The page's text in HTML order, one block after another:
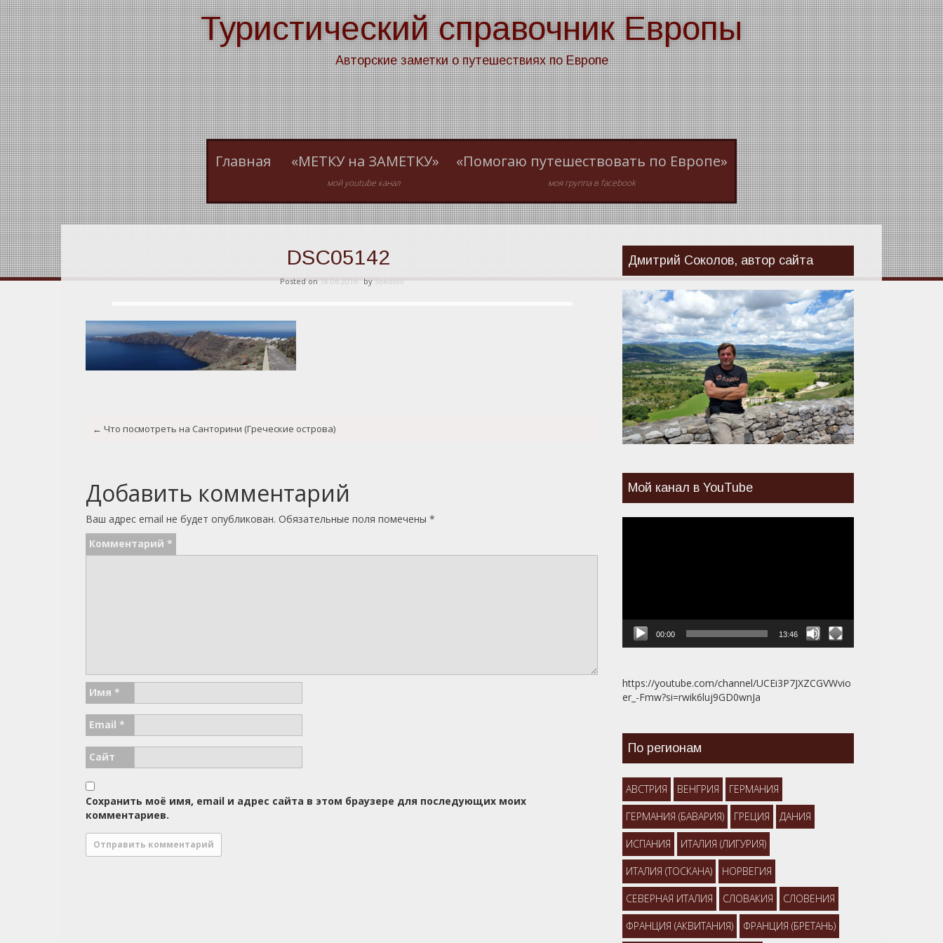
Skip
to
content
Туристический справочник Европы
Авторские заметки о путешествиях по Европе
Главная «МЕТКУ на ЗАМЕТКУ»
мой youtube канал
«Помогаю путешествовать по Европе»
моя группа в facebook
DSC05142
Posted on 18.06.2016 by Sokolov
← Что посмотреть на Санторини (Греческие острова)
Добавить комментарий
Ваш адрес email не будет опубликован. Обязательные поля помечены *
Комментарий *
Имя *
Email *
Сайт
Сохранить моё имя, email и адрес сайта в этом браузере для последующих моих
комментариев.
Дмитрий Соколов, автор сайта
Мой канал в YouTube
00:00 13:46
https://youtube.com/channel/UCEi3P7JXZCGVWvio
er_-Fmw?si=rwik6luj9GD0wnJa
По регионам
АВСТРИЯ ВЕНГРИЯ ГЕРМАНИЯ
ГЕРМАНИЯ (БАВАРИЯ) ГРЕЦИЯ ДАНИЯ
ИСПАНИЯ ИТАЛИЯ (ЛИГУРИЯ)
ИТАЛИЯ (ТОСКАНА) НОРВЕГИЯ
СЕВЕРНАЯ ИТАЛИЯ СЛОВАКИЯ СЛОВЕНИЯ
ФРАНЦИЯ (АКВИТАНИЯ) ФРАНЦИЯ (БРЕТАНЬ)